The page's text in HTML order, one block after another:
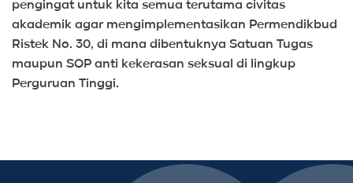
pengingat untuk kita semua terutama civitas
akademik agar mengimplementasikan Permendikbud
Ristek No. 30, di mana dibentuknya Satuan Tugas
maupun SOP anti kekerasan seksual di lingkup
Perguruan Tinggi.